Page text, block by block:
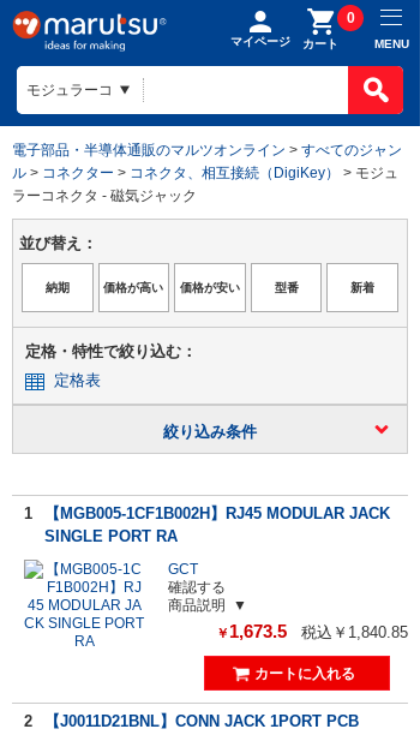
マイページ カート
0
MENU
電子部品・半導体通販のマルツオンライン > すべてのジャン
ル > コネクター > コネクタ、相互接続（DigiKey）
> モジュ
ラーコネクタ - 磁気ジャック
並び替え：
定格・特性で絞り込む：
定格表
絞り込み条件
1
【MGB005-1CF1B002H】RJ45 MODULAR JACK
SINGLE PORT RA
GCT
確認する
商品説明
￥ 1,673.5 税込￥1,840.85
2 【J0011D21BNL】CONN JACK 1PORT PCB